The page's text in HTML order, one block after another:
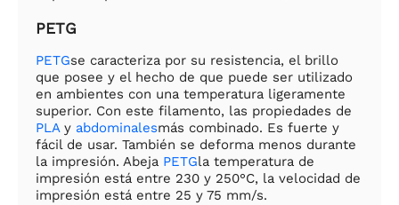
PETG
PETGse caracteriza por su resistencia, el brillo
que posee y el hecho de que puede ser utilizado
en ambientes con una temperatura ligeramente
superior. Con este filamento, las propiedades de
PLAy abdominalesmás combinado. Es fuerte y
fácil de usar. También se deforma menos durante
la impresión. Abeja PETGla temperatura de
impresión está entre 230 y 250°C, la velocidad de
impresión está entre 25 y 75 mm/s.